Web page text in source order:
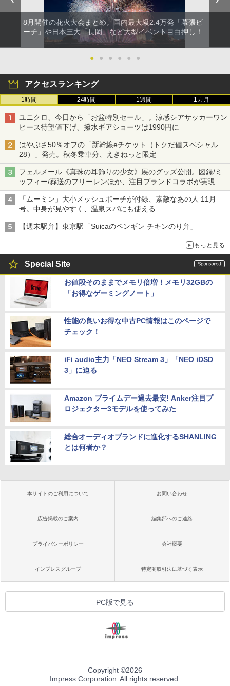
8月開催の花火大会まとめ。国内最大級2.4万発「幕張ビ
ーチ」や日本三大「長岡」など大型イベント目白押し！
● ● ● ● ● ●
アクセスランキング
1時間 24時間 1週間 1カ月
ユニクロ、今日から「お盆特別セール」。涼感シアサッカーワン
ピース待望値下げ、撥水ギアショーツは1990円に
はやぶさ50％オフの「新幹線eチケット（トクだ値スペシャル
28）」発売。秋冬乗車分、えきねっと限定
フェルメール《真珠の耳飾りの少女》展のグッズ公開。図録/ミ
ッフィー/葬送のフリーレンほか、注目ブランドコラボが実現
「ムーミン」大小メッシュポーチが付録、素敵なあの人 11月
号。中身が見やすく、温泉スパにも使える
【週末駅弁】東京駅「Suicaのペンギン チキンのり弁」
もっと見る
Special Site
お値段そのままでメモリ倍増！メモリ32GBの
「お得なゲーミングノート」
性能の良いお得な中古PC情報はこのページで
チェック！
iFi audio主力「NEO Stream 3」「NEO iDSD
3」に迫る
Amazon プライムデー過去最安! Anker注目プ
ロジェクター3モデルを使ってみた
総合オーディオブランドに進化するSHANLING
とは何者か？
本サイトのご利用について お問い合わせ
広告掲載のご案内 編集部へのご連絡
プライバシーポリシー 会社概要
インプレスグループ 特定商取引法に基づく表示
PC版で見る
Copyright ©2026
Impress Corporation. All rights reserved.